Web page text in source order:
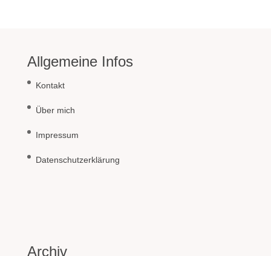
Allgemeine Infos
Kontakt
Über mich
Impressum
Datenschutzerklärung
Archiv